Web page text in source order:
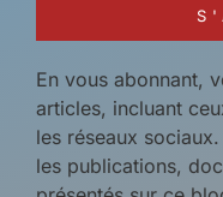
En vous abonnant,
articles, incluant
les réseaux
les publications,